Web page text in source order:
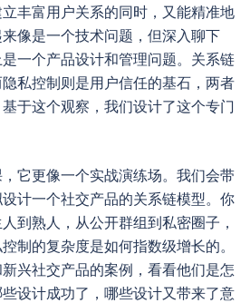
丰富用户关系的同时，又能精准地
像是一个技术问题，但深入聊下
一个产品设计和管理问题。关系链
私控制则是用户信任的基石，两者
于这个观察，我们设计了这个专门
它更像一个实战演练场。我们会带
计一个社交产品的关系链模型。你
到熟人，从公开群组到私密圈子，
制的复杂度是如何指数级增长的。
兴社交产品的案例，看看他们是怎
设计成功了，哪些设计又带来了意